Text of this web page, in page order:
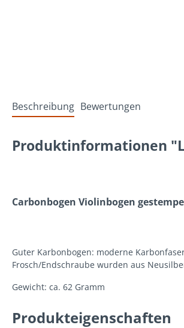
Beschreibung Bewertungen
Produktinformationen
Carbonbogen Violinbogen
Guter Karbonbogen: moderne
Frosch/Endschraube wurden aus
Gewicht: ca. 62 Gramm
Produkteigenschaften